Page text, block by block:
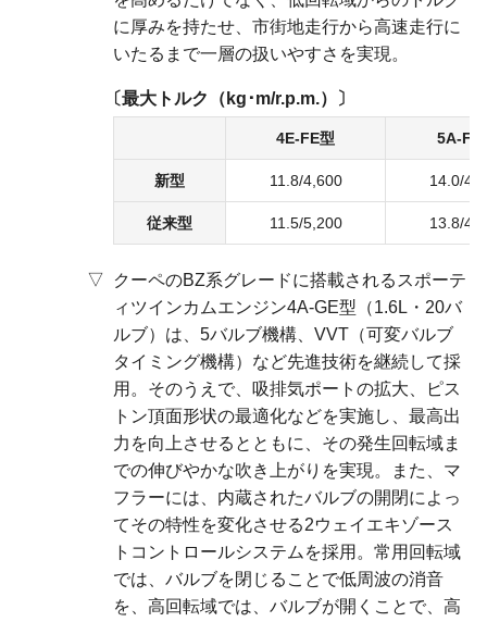
に厚みを持たせ、市街地走行から高速走行に
いたるまで一層の扱いやすさを実現。
最大トルク（kg･m/r.p.m.）
4E-FE型 5A-FE
新型 11.8/4,600 14.0/
従来型 11.5/5,200 13.8/
クーペのBZ系グレードに搭載されるスポーテ
ィツインカムエンジン4A-GE型（1.6L・20バ
ルブ）は、5バルブ機構、VVT（可変バルブ
タイミング機構）など先進技術を継続して採
用。そのうえで、吸排気ポートの拡大、ピス
トン頂面形状の最適化などを実施し、最高出
力を向上させるとともに、その発生回転域ま
での伸びやかな吹き上がりを実現。また、マ
フラーには、内蔵されたバルブの開閉によっ
てその特性を変化させる2ウェイエキゾース
トコントロールシステムを採用。常用回転域
では、バルブを閉じることで低周波の消音
を、高回転域では、バルブが開くことで、高